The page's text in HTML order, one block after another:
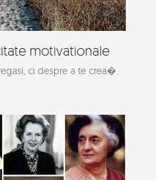
motivationale
ci despre a te crea�.